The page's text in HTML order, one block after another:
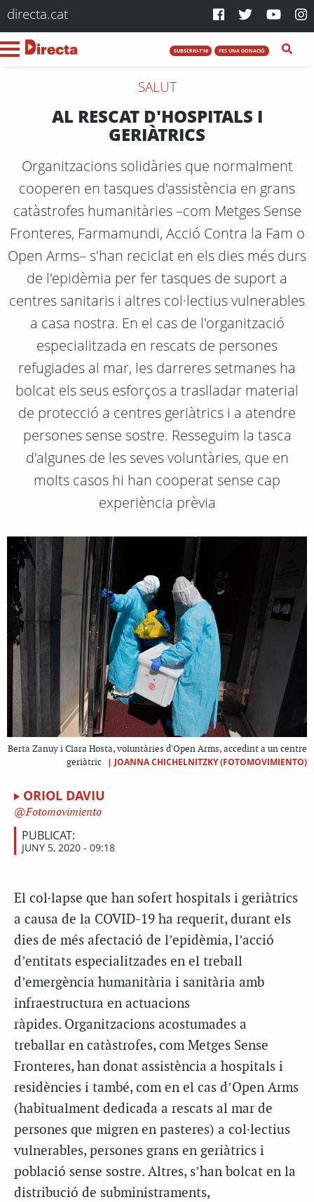
directa.cat
SUBSCRIU-T'HI FES UNA DONACIÓ
SALUT
AL RESCAT D'HOSPITALS I
GERIÀTRICS
Organitzacions solidàries que normalment
cooperen en tasques d'assistència en grans
catàstrofes humanitàries –com Metges Sense
Fronteres, Farmamundi, Acció Contra la Fam o
Open Arms– s'han reciclat en els dies més durs
de l'epidèmia per fer tasques de suport a
centres sanitaris i altres col·lectius vulnerables
a casa nostra. En el cas de l'organització
especialitzada en rescats de persones
refugiades al mar, les darreres setmanes ha
bolcat els seus esforços a traslladar material
de protecció a centres geriàtrics i a atendre
persones sense sostre. Resseguim la tasca
d'algunes de les seves voluntàries, que en
molts casos hi han cooperat sense cap
experiència prèvia
Berta Zanuy i Clara Hosta, voluntàries d'Open Arms, accedint a un centre
geriàtric
| JOANNA CHICHELNITZKY (FOTOMOVIMIENTO)
ORIOL DAVIU
Fotomovimiento
PUBLICAT:
JUNY 5, 2020 - 09:18
El col·lapse que han sofert hospitals i geriàtrics
a causa de la COVID-19 ha requerit, durant els
dies de més afectació de l’epidèmia, l’acció
d’entitats especialitzades en el treball
d’emergència humanitària i sanitària amb
infraestructura en actuacions
ràpides. Organitzacions acostumades a
treballar en catàstrofes, com Metges Sense
Fronteres, han donat assistència a hospitals i
residències i també, com en el cas d’Open Arms
(habitualment dedicada a rescats al mar de
persones que migren en pasteres) a col·lectius
vulnerables, persones grans en geriàtrics i
població sense sostre. Altres, s’han bolcat en la
distribució de subministraments,